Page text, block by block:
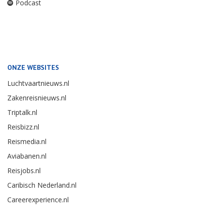
Podcast
ONZE WEBSITES
Luchtvaartnieuws.nl
Zakenreisnieuws.nl
Triptalk.nl
Reisbizz.nl
Reismedia.nl
Aviabanen.nl
Reisjobs.nl
Caribisch Nederland.nl
Careerexperience.nl